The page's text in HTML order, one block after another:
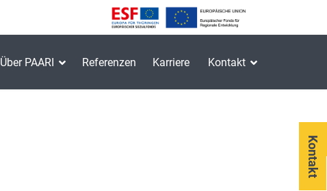
Über PAARI Referenzen Karriere Kontakt
Kontakt